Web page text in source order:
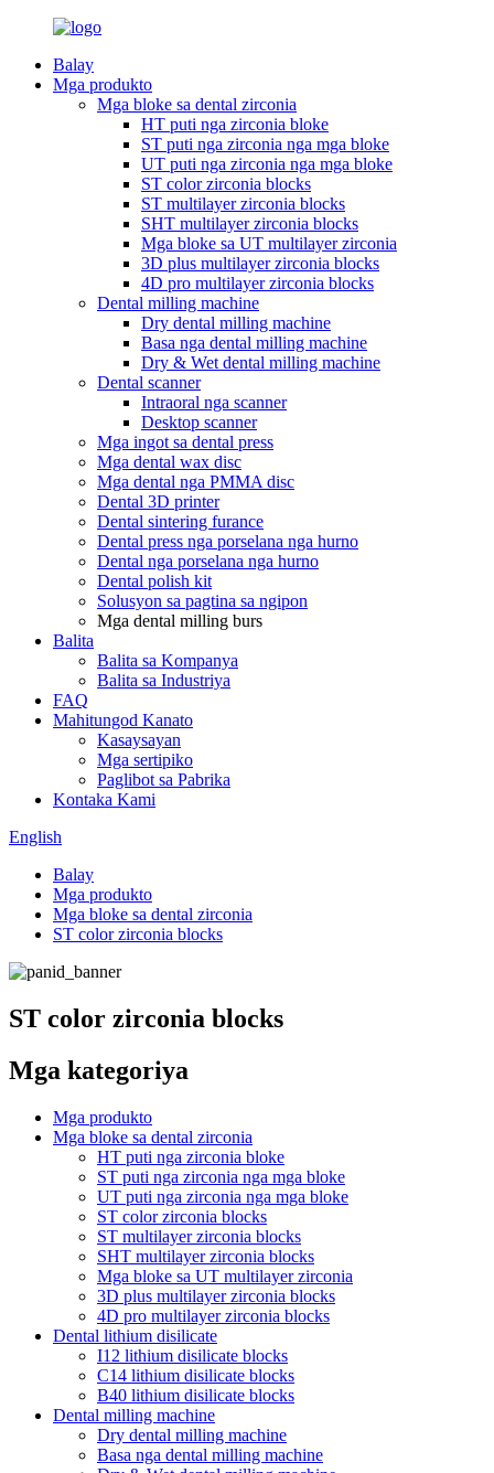
Balay
Mga produkto
Mga bloke sa dental zirconia
HT puti nga zirconia bloke
ST puti nga zirconia nga mga bloke
UT puti nga zirconia nga mga bloke
ST color zirconia blocks
ST multilayer zirconia blocks
SHT multilayer zirconia blocks
Mga bloke sa UT multilayer zirconia
3D plus multilayer zirconia blocks
4D pro multilayer zirconia blocks
Dental milling machine
Dry dental milling machine
Basa nga dental milling machine
Dry & Wet dental milling machine
Dental scanner
Intraoral nga scanner
Desktop scanner
Mga ingot sa dental press
Mga dental wax disc
Mga dental nga PMMA disc
Dental 3D printer
Dental sintering furance
Dental press nga porselana nga hurno
Dental nga porselana nga hurno
Dental polish kit
Solusyon sa pagtina sa ngipon
Mga dental milling burs
Balita
Balita sa Kompanya
Balita sa Industriya
FAQ
Mahitungod Kanato
Kasaysayan
Mga sertipiko
Paglibot sa Pabrika
Kontaka Kami
English
Balay
Mga produkto
Mga bloke sa dental zirconia
ST color zirconia blocks
ST color zirconia blocks
Mga kategoriya
Mga produkto
Mga bloke sa dental zirconia
HT puti nga zirconia bloke
ST puti nga zirconia nga mga bloke
UT puti nga zirconia nga mga bloke
ST color zirconia blocks
ST multilayer zirconia blocks
SHT multilayer zirconia blocks
Mga bloke sa UT multilayer zirconia
3D plus multilayer zirconia blocks
4D pro multilayer zirconia blocks
Dental lithium disilicate
I12 lithium disilicate blocks
C14 lithium disilicate blocks
B40 lithium disilicate blocks
Dental milling machine
Dry dental milling machine
Basa nga dental milling machine